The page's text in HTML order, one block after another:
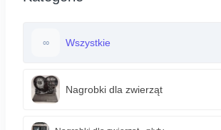
∞ Wszystkie
Nagrobki dla zwierząt